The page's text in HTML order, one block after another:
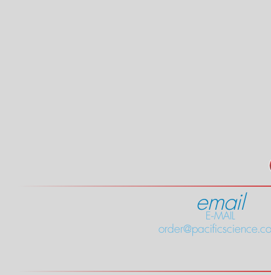
email
E-MAIL